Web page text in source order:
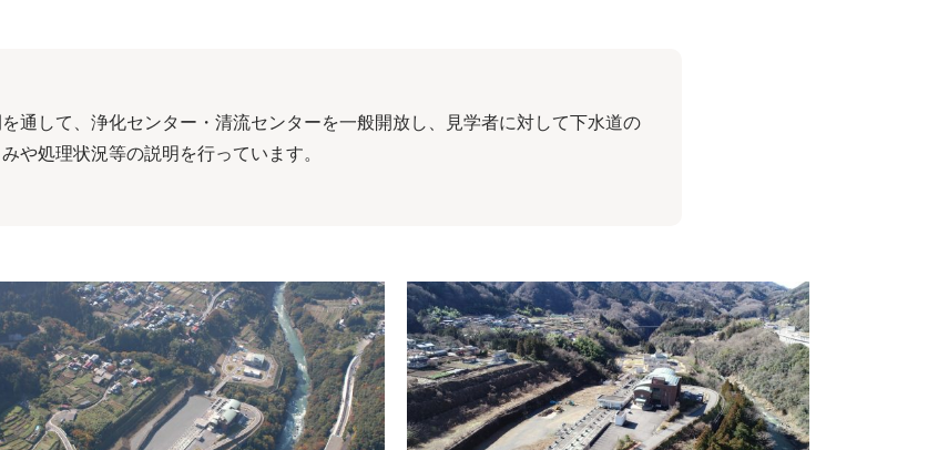
通して、浄化センター・清流センターを一般開放し、見学者に対して下水道の
や処理状況等の説明を行っています。